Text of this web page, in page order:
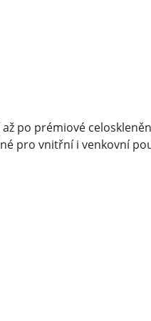
po prémiové
pro vnitřní i venkovní